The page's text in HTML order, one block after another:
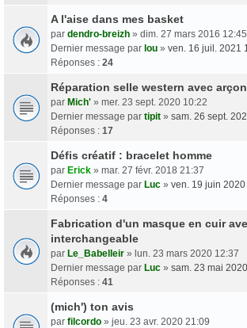
A l'aise dans mes basket
par dendro-breizh » dim. 27 mars 2016 12:45
Dernier message par lou » ven. 16 juil. 2021
Réponses : 24
Réparation selle western avec
par Mich' » mer. 23 sept. 2020 10:22
Dernier message par tipit » sam. 26 sept.
Réponses : 17
Défis créatif : bracelet homme
par Erick » mar. 27 févr. 2018 21:37
Dernier message par Luc » ven. 19 juin 2020
Réponses : 4
Fabrication d'un masque en cuir
interchangeable
par Le_Babelleir » lun. 23 mars 2020 12:37
Dernier message par Luc » sam. 23 mai
Réponses : 41
(mich') ton avis
par filcordo » jeu. 23 avr. 2020 21:09